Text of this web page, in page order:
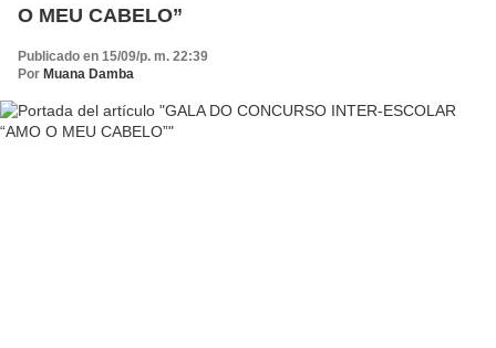
O MEU CABELO”
Publicado en 15/09/p. m. 22:39
Por Muana Damba